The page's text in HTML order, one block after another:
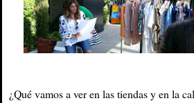
¿Qué vamos a ver en las tiendas y en la